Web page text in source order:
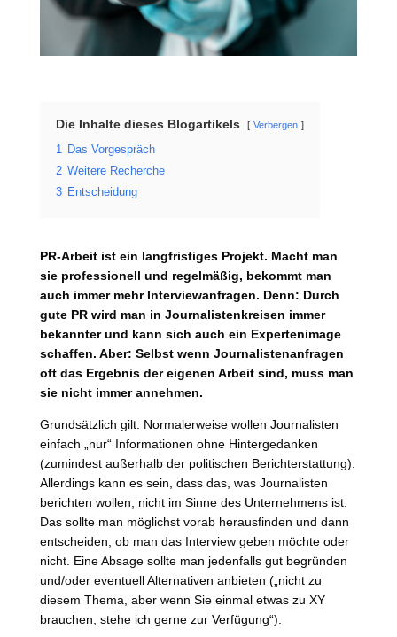
Die Inhalte dieses Blogartikels Verbergen
1 Das Vorgespräch
2 Weitere Recherche
3 Entscheidung
PR-Arbeit ist ein langfristiges Projekt. Macht man
sie professionell und regelmäßig, bekommt man
auch immer mehr Interviewanfragen. Denn: Durch
gute PR wird man in Journalistenkreisen immer
bekannter und kann sich auch ein Expertenimage
schaffen. Aber: Selbst wenn Journalistenanfragen
oft das Ergebnis der eigenen Arbeit sind, muss man
sie nicht immer annehmen.
Grundsätzlich gilt: Normalerweise wollen Journalisten
einfach „nur“ Informationen ohne Hintergedanken
(zumindest außerhalb der politischen Berichterstattung).
Allerdings kann es sein, dass das, was Journalisten
berichten wollen, nicht im Sinne des Unternehmens ist.
Das sollte man möglichst vorab herausfinden und dann
entscheiden, ob man das Interview geben möchte oder
nicht. Eine Absage sollte man jedenfalls gut begründen
und/oder eventuell Alternativen anbieten („nicht zu
diesem Thema, aber wenn Sie einmal etwas zu XY
brauchen, stehe ich gerne zur Verfügung“).